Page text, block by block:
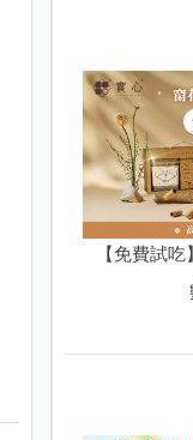
【免費試